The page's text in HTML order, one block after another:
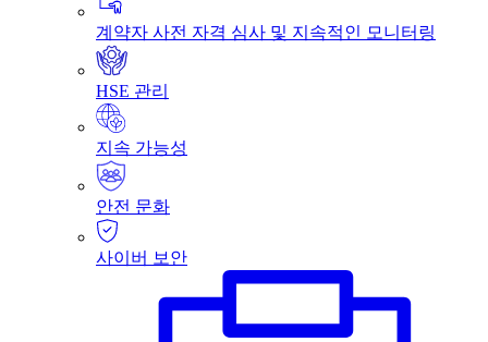
계약자 사전 자격 심사 및 지속적인 모니터링
HSE 관리
지속 가능성
안전 문화
사이버 보안